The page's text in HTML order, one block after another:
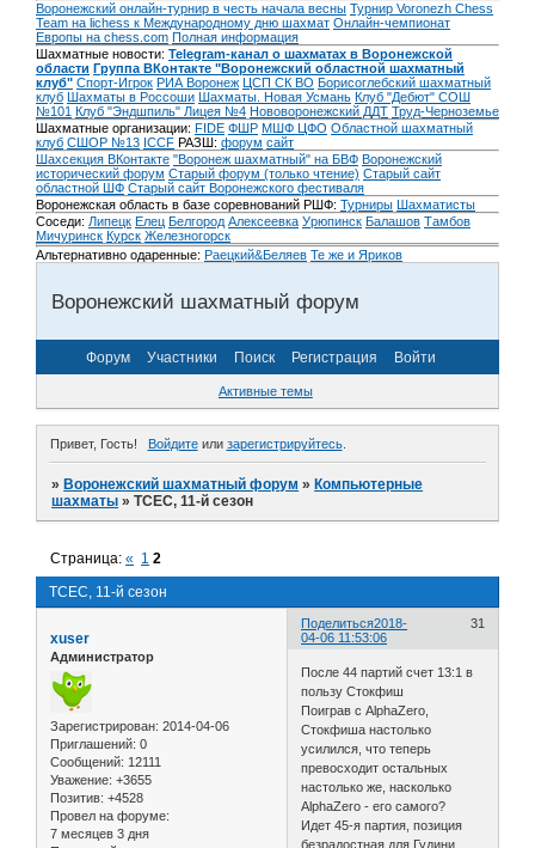
Воронежский онлайн-турнир в честь начала весны Турнир Voronezh Chess
Team на lichess к Международному дню шахмат Онлайн-чемпионат
Европы на chess.com Полная информация
Шахматные новости: Telegram-канал о шахматах в Воронежской
области Группа ВКонтакте "Воронежский областной шахматный
клуб" Спорт-Игрок РИА Воронеж ЦСП СК ВО Борисоглебский шахматный
клуб Шахматы в Россоши Шахматы. Новая Усмань Клуб "Дебют" СОШ
№101 Клуб "Эндшпиль" Лицея №4 Нововоронежский ДДТ Труд-Черноземье
Шахматные организации: FIDE ФШР МШФ ЦФО Областной шахматный
клуб СШОР №13 ICCF РАЗШ: форум сайт
Шахсекция ВКонтакте "Воронеж шахматный" на БВФ Воронежский
исторический форум Cтарый форум (только чтение) Старый сайт
областной ШФ Старый сайт Воронежского фестиваля
Воронежская область в базе соревнований РШФ: Турниры Шахматисты
Соседи: Липецк Елец Белгород Алексеевка Урюпинск Балашов Тамбов
Мичуринск Курск Железногорск
Альтернативно одаренные: Раецкий&Беляев Те же и Яриков
Воронежский шахматный форум
Форум Участники Поиск Регистрация Войти
Активные темы
Привет, Гость! Войдитеили зарегистрируйтесь.
»Воронежский шахматный форум »Компьютерные
шахматы »TCEC, 11-й сезон
TCEC, 11-й сезон
Страница:« 1 2
Поделиться 31
2018-
04-06 11:53:06
xuser
Администратор
Зарегистрирован: 2014-04-06
Приглашений: 0
Сообщений: 12111
Уважение: +3655
Позитив: +4528
Провел на форуме:
7 месяцев 3 дня
После 44 партий счет 13:1 в
пользу Стокфиш
Поиграв с AlphaZero,
Стокфиша настолько
усилился, что теперь
превосходит остальных
настолько же, насколько
AlphaZero - его самого?
Идет 45-я партия, позиция
безрадостная для Гудини